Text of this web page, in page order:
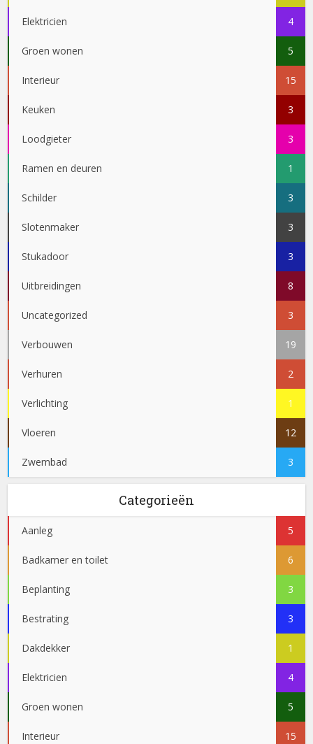
Elektricien 4
Groen wonen 5
Interieur 15
Keuken 3
Loodgieter 3
Ramen en deuren 1
Schilder 3
Slotenmaker 3
Stukadoor 3
Uitbreidingen 8
Uncategorized 3
Verbouwen 19
Verhuren 2
Verlichting 1
Vloeren 12
Zwembad 3
Categorieën
Aanleg 5
Badkamer en toilet 6
Beplanting 3
Bestrating 3
Dakdekker 1
Elektricien 4
Groen wonen 5
Interieur 15